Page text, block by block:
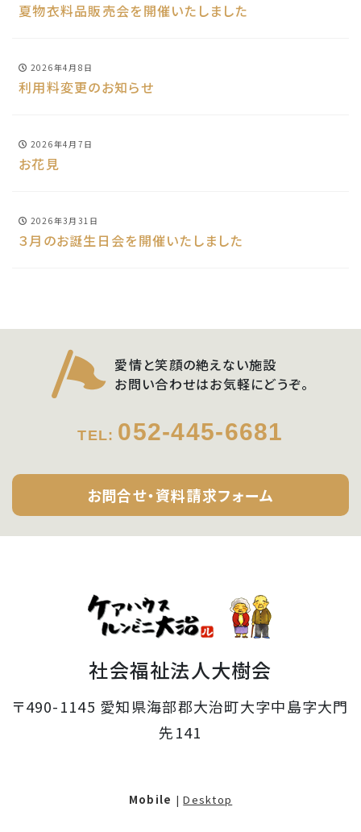
夏物衣料品販売会を開催いたしました
2026年4月8日
利用料変更のお知らせ
2026年4月7日
お花見
2026年3月31日
３月のお誕生日会を開催いたしました
愛情と笑顔の絶えない施設
お問い合わせはお気軽にどうぞ。
TEL: 052-445-6681
お問合せ・資料請求フォーム
社会福祉法人大樹会
〒490-1145 愛知県海部郡大治町大字中島字大門
先141
Mobile |Desktop